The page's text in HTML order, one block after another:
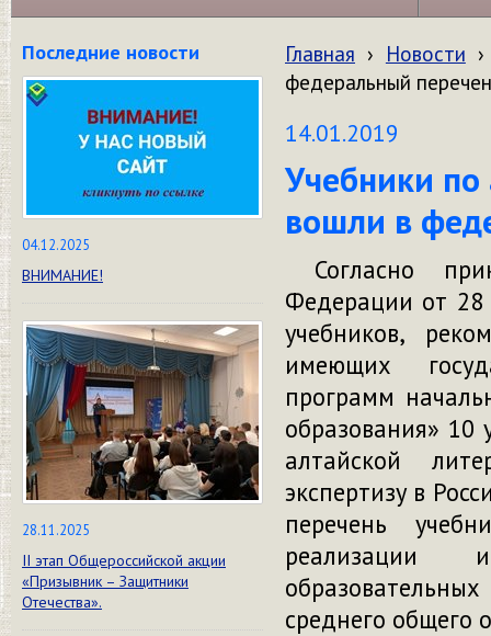
Последние новости
04.12.2025
ВНИМАНИЕ!
28.11.2025
II этап Общероссийской акции
«Призывник – Защитники
Отечества».
Главная › Новости ›
федеральный
14.01.2019
Учебники по
вошли в
Согласно
Федерации от
учебников,
имеющих
программ
образования» 10
алтайской
экспертизу в
перечень
реализации
среднего общего